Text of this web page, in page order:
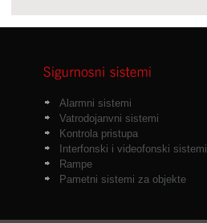
Alarmni sistemi
Vatrodojanvni sistemi
Kontrola pristupa
Interfonski i videofonski sistemi
Rampe
Pametni sistemi za objekte